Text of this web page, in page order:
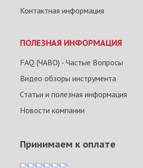
Контактная информация
ПОЛЕЗНАЯ ИНФОРМАЦИЯ
FAQ (ЧАВО) - Частые Вопросы
Видео обзоры инструмента
Статьи и полезная информация
Новости компании
Принимаем к оплате